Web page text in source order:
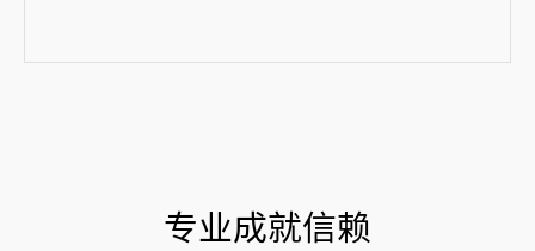
专业成就信赖